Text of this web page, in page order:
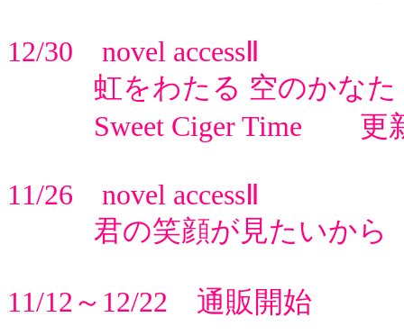
12/30 novel accessⅡ
虹をわたる 空のかなた
Sweet Ciger Time 更
11/26 novel accessⅡ
君の笑顔が見たいから
11/12～12/22 通販開始